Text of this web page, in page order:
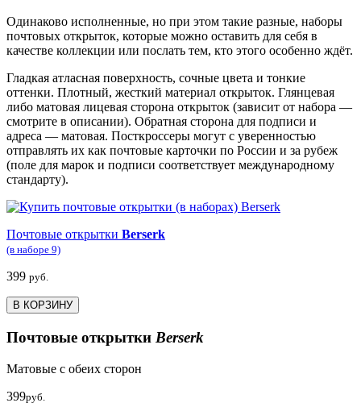
Одинаково исполненные, но при этом такие разные, наборы
почтовых открыток, которые можно оставить для себя в
качестве коллекции или послать тем, кто этого особенно ждёт.
Гладкая атласная поверхность, сочные цвета и тонкие
оттенки. Плотный, жесткий материал открыток. Глянцевая
либо матовая лицевая сторона открыток (зависит от набора —
смотрите в описании). Обратная сторона для подписи и
адреса — матовая. Посткроссеры могут с уверенностью
отправлять их как почтовые карточки по России и за рубеж
(поле для марок и подписи соответствует международному
стандарту).
Почтовые открытки Berserk
(в наборе 9)
399 руб.
В КОРЗИНУ
Почтовые открытки Berserk
Матовые с обеих сторон
399руб.